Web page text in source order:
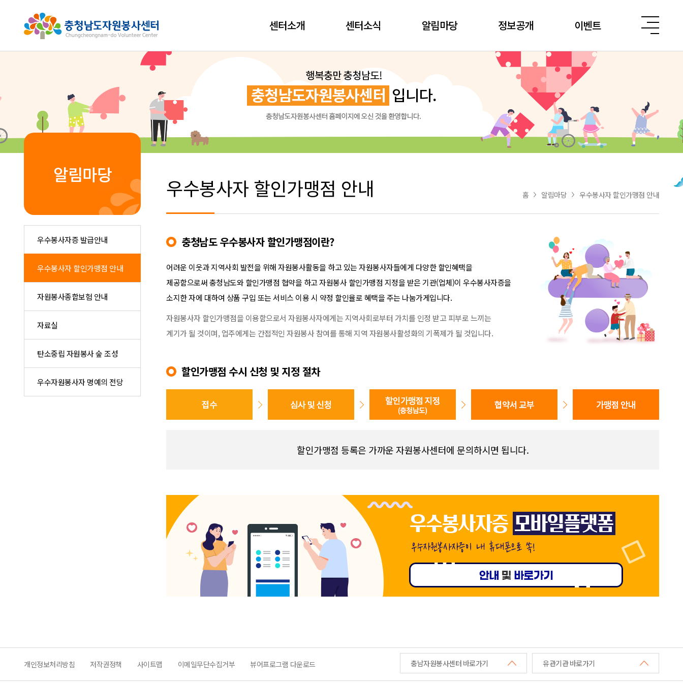
센터소개 센터소식 알림마당 정보공개 이벤트
알림마당
우수봉사자증 발급안내
우수봉사자 할인가맹점 안내
자원봉사종합보험 안내
자료실
탄소중립 자원봉사 숲 조성
우수자원봉사자 명예의 전당
우수봉사자 할인가맹점 안내 홈 알림마당 우수봉사자 할인가맹점 안내
충청남도 우수봉사자 할인가맹점이란?
어려운 이웃과 지역사회 발전을 위해 자원봉사활동을 하고 있는 자원봉사자들에게 다양한 할인혜택을
제공함으로써 충청남도와 할인가맹점 협약을 하고 자원봉사 할인가맹점 지정을 받은 기관(업체)이 우수봉사자증을
소지한 자에 대하여 상품 구입 또는 서비스 이용 시 약정 할인율로 혜택을 주는 나눔가게입니다.
자원봉사자 할인가맹점을 이용함으로서 자원봉사자에게는 지역사회로부터 가치를 인정 받고 피부로 느끼는
계기가 될 것이며, 업주에게는 간접적인 자원봉사 참여를 통해 지역 자원봉사활성화의 기폭제가 될 것입니다.
할인가맹점 수시 신청 및 지정 절차
할인가맹점 등록은 가까운 자원봉사센터에 문의하시면 됩니다.
개인정보처리방침 저작권정책 사이트맵 이메일무단수집거부 뷰어프로그램 다운로드 충남자원봉사센터 바로가기 유관기관 바로가기